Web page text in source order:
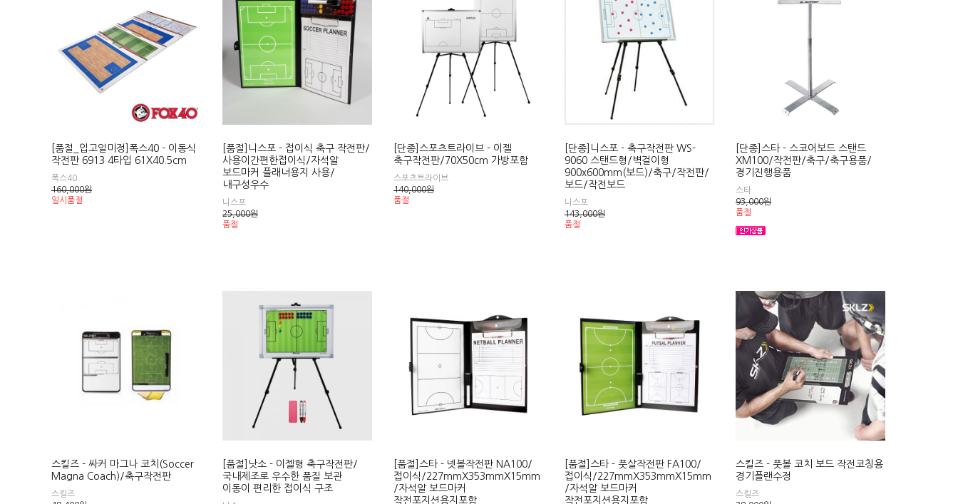
[품절_입고일미정]폭스40 - 이동식
작전판 6913 4타입 61X40.5cm
폭스40
160,000원
일시품절
[품절]니스포 - 접이식 축구 작전판/
사용이간편한접이식/자석알
보드마커 플래너용지 사용/
내구성우수
니스포
25,000원
품절
[단종]스포츠트라이브 - 이젤
축구작전판/70X50cm 가방포함
스포츠트라이브
140,000원
품절
[단종]니스포 - 축구작전판 WS-
9060 스탠드형/벽걸이형
900x600mm(보드)/축구/작전판/
보드/작전보드
니스포
143,000원
품절
[단종]스타 - 스코어보드 스탠드
XM100/작전판/축구/축구용품/
경기진행용품
스타
93,000원
품절
스킬즈 - 싸커 마그나 코치(Soccer
Magna Coach)/축구작전판
스킬즈
[품절]낫소 - 이젤형 축구작전판/
국내제조로 우수한 품질 보관
이동이 편리한 접이식 구조
[품절]스타 - 넷볼작전판 NA100/
접이식/227mmX353mmX15mm
/자석알 보드마커
작전포지션용지포함
[품절]스타 - 풋살작전판 FA100/
접이식/227mmX353mmX15mm
/자석알 보드마커
작전포지션용지포함
스킬즈 - 풋볼 코치 보드 작전코칭용
경기플랜수정
스킬즈